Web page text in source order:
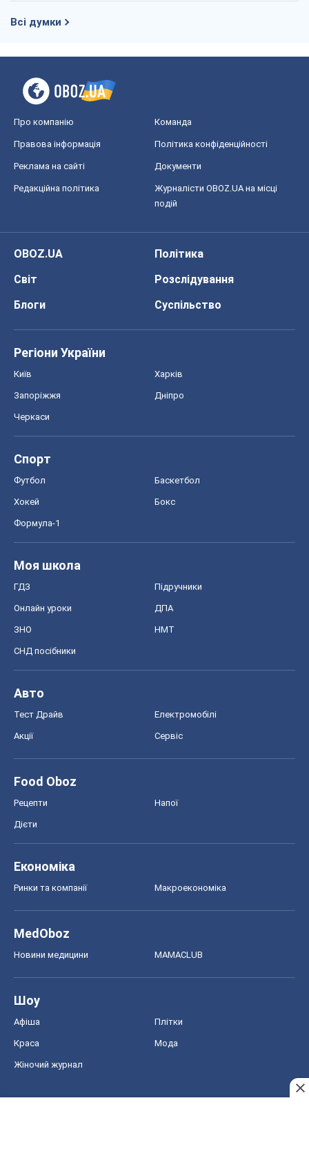
Всі думки
Про компанію Команда
Правова інформація Політика конфіденційності
Реклама на сайті Документи
Редакційна політика
Журналісти OBOZ.UA на місці
подій
OBOZ.UA
Політика
Світ
Розслідування
Блоги
Суспільство
Регіони України
Київ Харків
Запоріжжя Дніпро
Черкаси
Спорт
Футбол Баскетбол
Хокей Бокс
Формула-1
Моя школа
ГДЗ Підручники
Онлайн уроки ДПА
ЗНО НМТ
СНД посібники
Авто
Тест Драйв Електромобілі
Акції Сервіс
Food Oboz
Рецепти Напої
Дієти
Економіка
Ринки та компанії Макроекономіка
MedOboz
Новини медицини MAMACLUB
Шоу
Афіша Плітки
Краса Мода
Жіночий журнал